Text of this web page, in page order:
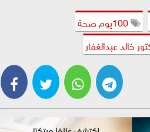
خالد عبدالغفار